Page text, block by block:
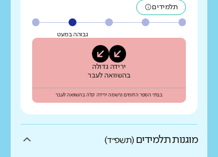
תלמידים
גבוהה במעט
ירידה גדולה
בהשוואה לעבר
בבתי הספר הדומים נרשמה ירידה קלה בהשוואה לעבר
מוגנות תלמידים (תשפ״ד)